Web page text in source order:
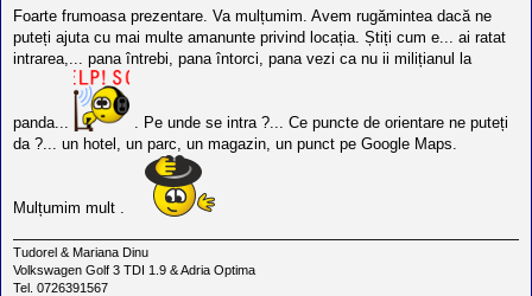
s
j
Foarte frumoasa prezentare. Va mulțumim. Avem rugămintea dacă ne
puteți ajuta cu mai multe amanunte privind locația. Știți cum e... ai ratat
intrarea,... pana întrebi, pana întorci, pana vezi ca nu ii milițianul la
panda...
. Pe unde se intra ?... Ce puncte de orientare ne puteți
da ?... un hotel, un parc, un magazin, un punct pe Google Maps.
Mulțumim mult .
Tudorel & Mariana Dinu
Volkswagen Golf 3 TDI 1.9 & Adria Optima
Tel. 0726391567